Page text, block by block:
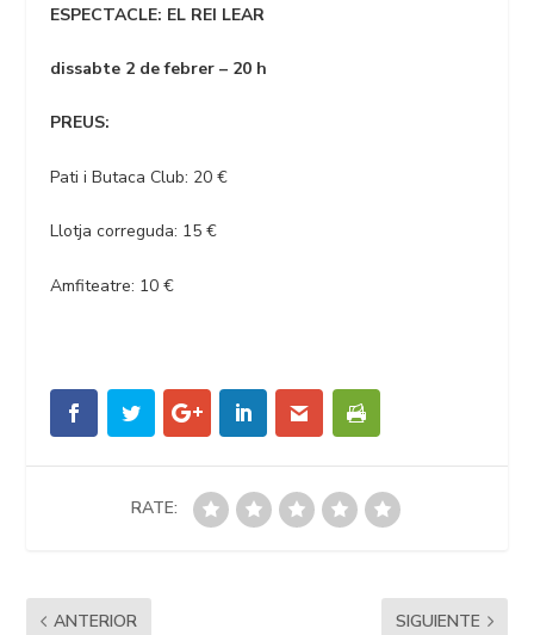
ESPECTACLE: EL REI LEAR
dissabte 2 de febrer – 20 h
PREUS:
Pati i Butaca Club: 20 €
Llotja correguda: 15 €
Amfiteatre: 10 €
RATE:
ANTERIOR SIGUIENTE